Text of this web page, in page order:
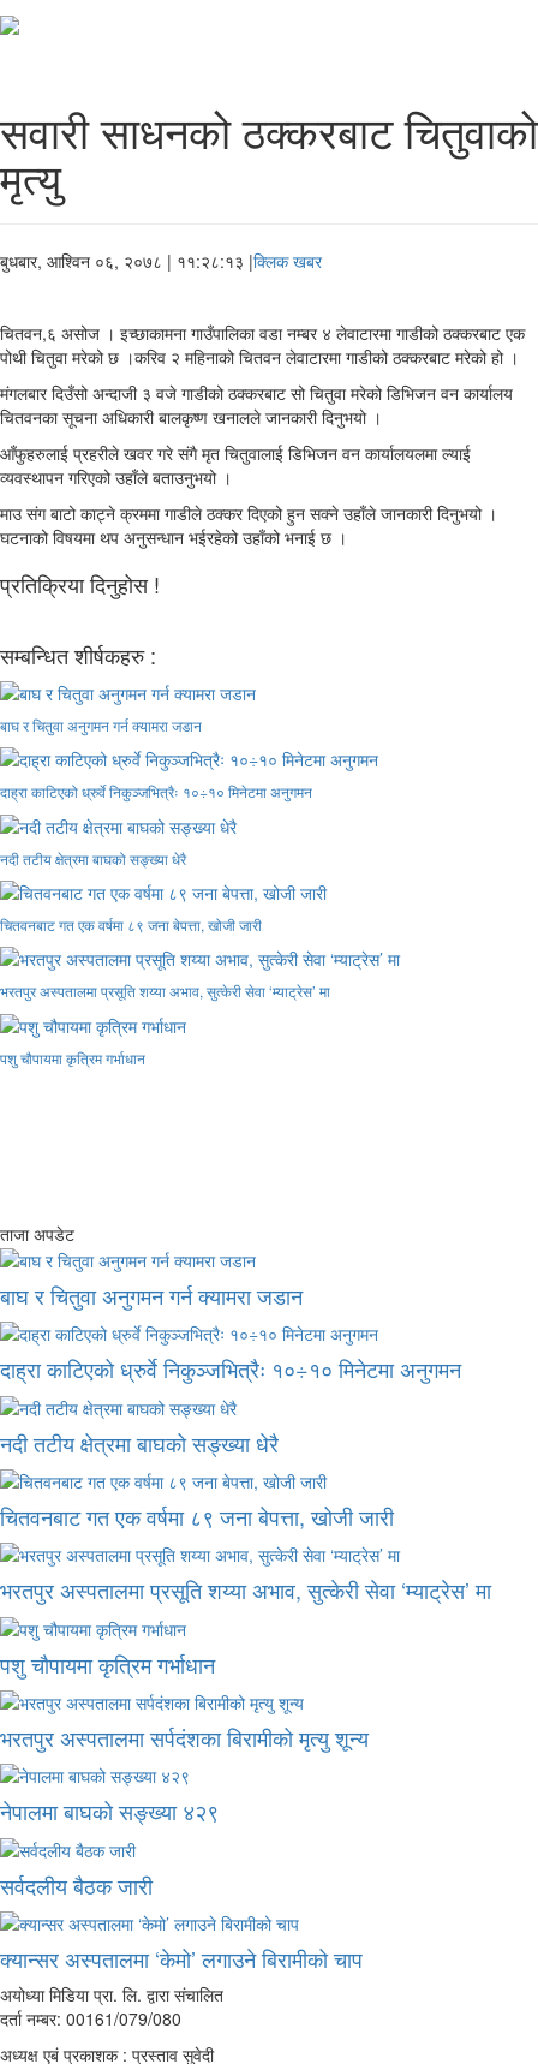
सवारी साधनको ठक्करबाट चितुवाको
मृत्यु
बुधबार, आश्विन ०६, २०७८ | ११:२८:१३ |क्लिक खबर
चितवन,६ असोज । इच्छाकामना गाउँपालिका वडा नम्बर ४ लेवाटारमा गाडीको ठक्करबाट एक
पोथी चितुवा मरेको छ ।करिव २ महिनाको चितवन लेवाटारमा गाडीको ठक्करबाट मरेको हो ।
मंगलबार दिउँसो अन्दाजी ३ वजे गाडीको ठक्करबाट सो चितुवा मरेको डिभिजन वन कार्यालय
चितवनका सूचना अधिकारी बालकृष्ण खनालले जानकारी दिनुभयो ।
आँफुहरुलाई प्रहरीले खवर गरे संगै मृत चितुवालाई डिभिजन वन कार्यालयलमा ल्याई
व्यवस्थापन गरिएको उहाँले बताउनुभयो ।
माउ संग बाटो काट्ने क्रममा गाडीले ठक्कर दिएको हुन सक्ने उहाँले जानकारी दिनुभयो ।
घटनाको विषयमा थप अनुसन्धान भईरहेको उहाँको भनाई छ ।
प्रतिक्रिया दिनुहोस !
सम्बन्धित शीर्षकहरु :
बाघ र चितुवा अनुगमन गर्न क्यामरा जडान
दाह्रा काटिएको ध्रुर्वे निकुञ्जभित्रैः १०÷१० मिनेटमा अनुगमन
नदी तटीय क्षेत्रमा बाघको सङ्ख्या धेरै
चितवनबाट गत एक वर्षमा ८९ जना बेपत्ता, खोजी जारी
भरतपुर अस्पतालमा प्रसूति शय्या अभाव, सुत्केरी सेवा ‘म्याट्रेस’ मा
पशु चौपायमा कृत्रिम गर्भाधान
ताजा अपडेट
बाघ र चितुवा अनुगमन गर्न क्यामरा जडान
दाह्रा काटिएको ध्रुर्वे निकुञ्जभित्रैः १०÷१० मिनेटमा अनुगमन
नदी तटीय क्षेत्रमा बाघको सङ्ख्या धेरै
चितवनबाट गत एक वर्षमा ८९ जना बेपत्ता, खोजी जारी
भरतपुर अस्पतालमा प्रसूति शय्या अभाव, सुत्केरी सेवा ‘म्याट्रेस’ मा
पशु चौपायमा कृत्रिम गर्भाधान
भरतपुर अस्पतालमा सर्पदंशका बिरामीको मृत्यु शून्य
नेपालमा बाघको सङ्ख्या ४२९
सर्वदलीय बैठक जारी
क्यान्सर अस्पतालमा ‘केमो’ लगाउने बिरामीको चाप
अयोध्या मिडिया प्रा. लि. द्वारा संचालित
दर्ता नम्बर: 00161/079/080
अध्यक्ष एबं प्रकाशक : प्रस्ताव सुवेदी